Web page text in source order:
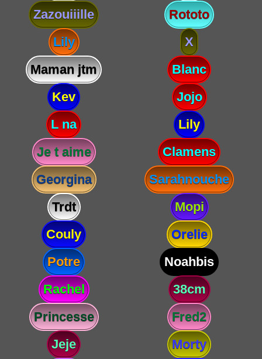
Zazouiiille
Rototo
Lily
X
Maman jtm
Blanc
Kev
Jojo
L na
Lily
Je t aime
Clamens
Georgina
Sarahnouche
Trdt
Mopi
Couly
Orelie
Potre
Noahbis
Rachel
38cm
Princesse
Fred2
Jeje
Morty